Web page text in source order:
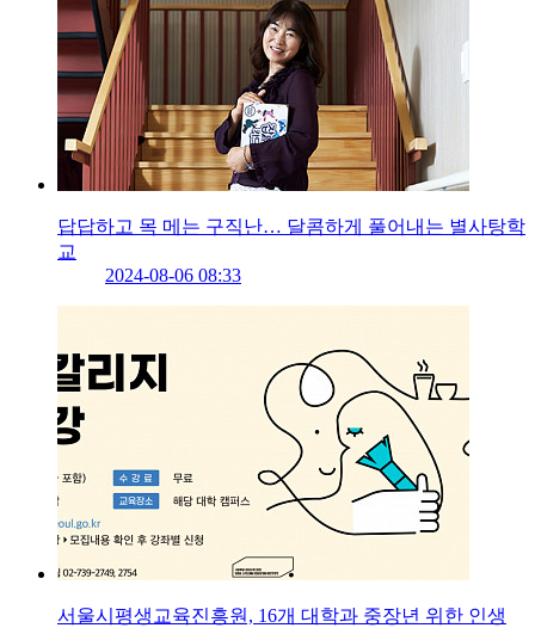
답답하고 목 메는 구직난… 달콤하게 풀어내는 별사탕학
교
2024-08-06 08:33
서울시평생교육진흥원, 16개 대학과 중장년 위한 인생